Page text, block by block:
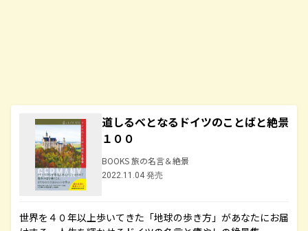
道しるべとなるドイツのことばと絶景
１００
BOOKS 旅の名言＆絶景
2022.11.04 発売
世界を４０年以上歩いてきた「地球の歩き方」があなたにお届